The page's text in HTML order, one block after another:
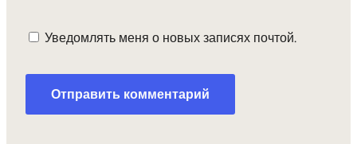
Уведомлять меня о новых записях почтой.